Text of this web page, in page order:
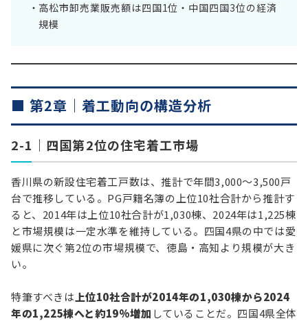
高松市卸売業販売額は四国1位・中国四国3位の経済
規模
■ 第2章｜着工動向の構造分析
2-1｜四国第2位の住宅着工市場
香川県の新設住宅着工戸数は、推計で年間3,000〜3,500戸
台で推移している。PG戸籍名簿の上位10社合計から推計す
ると、2014年は上位10社合計が1,030棟、2024年は1,225棟
と市場規模は一定水準を維持している。四国4県の中では愛
媛県に次ぐ第2位の市場規模で、徳島・高知より規模が大き
い。
特筆すべきは上位10社合計が2014年の1,030棟から2024
年の1,225棟へと約19%増加 していることだ。四国4県全体